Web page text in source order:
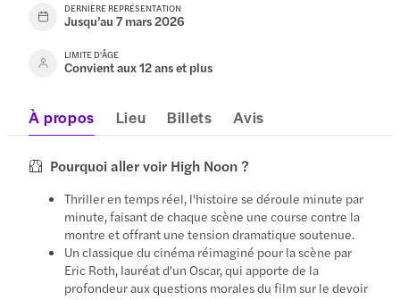
DERNIÈRE REPRÉSENTATION
Jusqu’au 7 mars 2026
LIMITE D'ÂGE
Convient aux 12 ans et plus
À propos Lieu Billets Avis
Pourquoi aller voir High Noon ?
Thriller en temps réel, l'histoire se déroule minute par
minute, faisant de chaque scène une course contre la
montre et offrant une tension dramatique soutenue.
Un classique du cinéma réimaginé pour la scène par
Eric Roth, lauréat d'un Oscar, qui apporte de la
profondeur aux questions morales du film sur le devoir